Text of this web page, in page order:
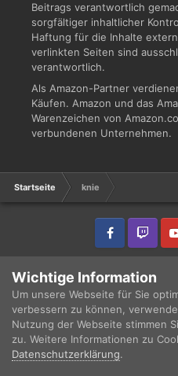
Beitrags verantwortlich
sorgfältiger inhaltlicher
Haftung für die Inhalte
verlinkten Seiten sind
verantwortlich.
Als Amazon-Partner
Käufen. Amazon und das
Warenzeichen von
verbundenen Unternehmen.
Startseite knie
Copyright © 2003 - 2021
Powered by
Wichtige Information
Um unsere Webseite für Sie
verbessern zu können,
Nutzung der Webseite stimmen
zu. Weitere Informationen zu
Datenschutzerklärung.